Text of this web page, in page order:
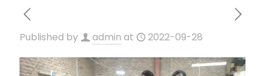
Published by admin at 2022-09-28